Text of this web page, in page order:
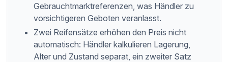
Gebrauchtmarktreferenzen, was Händler zu
vorsichtigeren Geboten veranlasst.
Zwei Reifensätze erhöhen den Preis nicht
automatisch: Händler kalkulieren Lagerung,
Alter und Zustand separat, ein zweiter Satz